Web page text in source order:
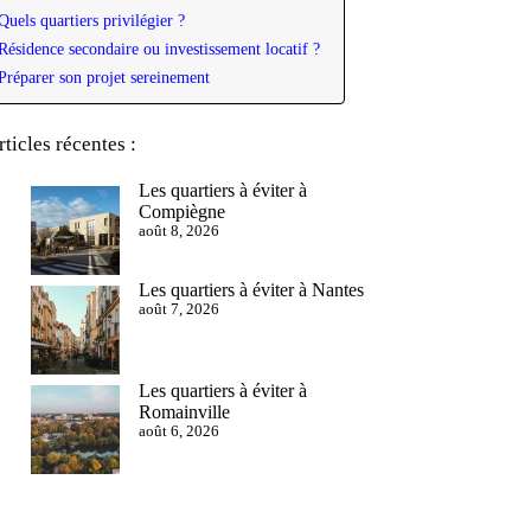
quartiers privilégier ?
secondaire ou investissement locatif ?
son projet sereinement
récentes :
Les quartiers à éviter à
Compiègne
août 8, 2026
Les quartiers à éviter à Nantes
août 7, 2026
Les quartiers à éviter à
Romainville
août 6, 2026